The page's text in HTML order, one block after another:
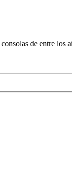
de entre los